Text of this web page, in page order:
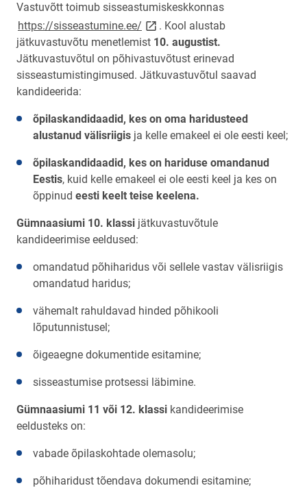
Vastuvõtt toimub sisseastumiskeskkonnas
https://sisseastumine.ee/ link opens on new page
. Kool alustab
jätkuvastuvõtu menetlemist 10. augustist.
Jätkuvastuvõtul on põhivastuvõtust erinevad
sisseastumistingimused. Jätkuvastuvõtul saavad
kandideerida:
õpilaskandidaadid, kes on oma haridusteed
alustanud välisriigis ja kelle emakeel ei ole eesti keel;
õpilaskandidaadid, kes on hariduse omandanud
Eestis, kuid kelle emakeel ei ole eesti keel ja kes on
õppinud eesti keelt teise keelena.
Gümnaasiumi 10. klassi jätkuvastuvõtule
kandideerimise eeldused:
omandatud põhiharidus või sellele vastav välisriigis
omandatud haridus;
vähemalt rahuldavad hinded põhikooli
lõputunnistusel;
õigeaegne dokumentide esitamine;
sisseastumise protsessi läbimine.
Gümnaasiumi 11 või 12. klassi kandideerimise
eeldusteks on:
vabade õpilaskohtade olemasolu;
põhiharidust tõendava dokumendi esitamine;